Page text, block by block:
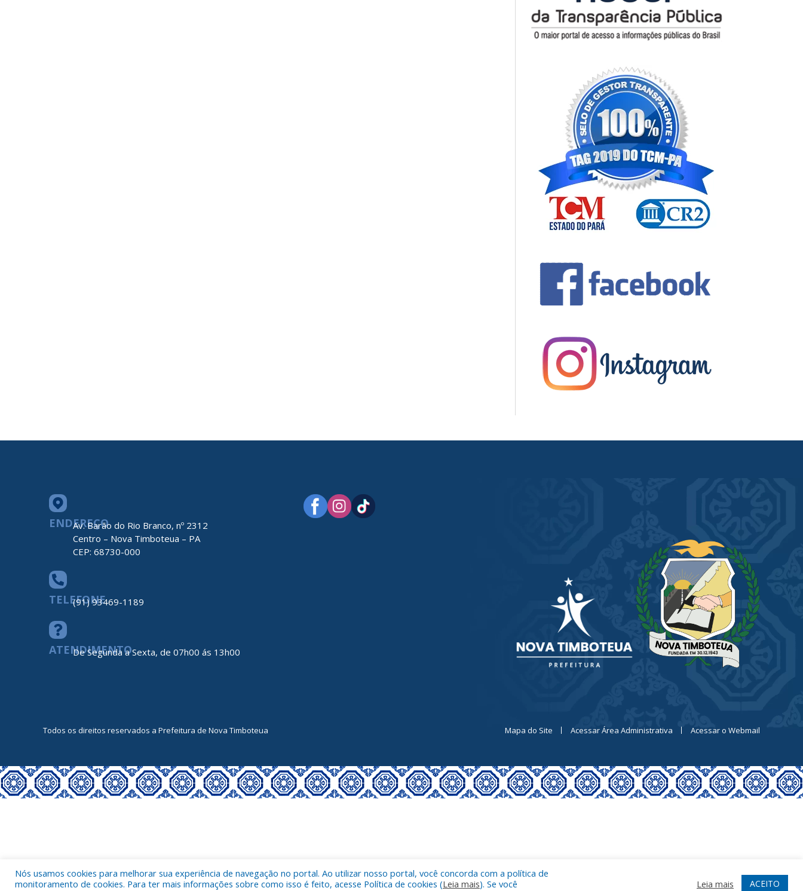
ENDEREÇO
Av. Barão do Rio Branco, nº 2312
Centro – Nova Timboteua – PA
CEP: 68730-000
TELEFONE
(91) 93469-1189
ATENDIMENTO
De Segunda a Sexta, de 07h00 ás 13h00
Todos os direitos reservados a Prefeitura de Nova Timboteua Mapa do Site Acessar Área Administrativa Acessar o Webmail
Nós usamos cookies para melhorar sua experiência de navegação no portal. Ao utilizar nosso portal, você concorda com a política de
monitoramento de cookies. Para ter mais informações sobre como isso é feito, acesse Política de cookies (Leia mais). Se você
Leia mais ACEITO